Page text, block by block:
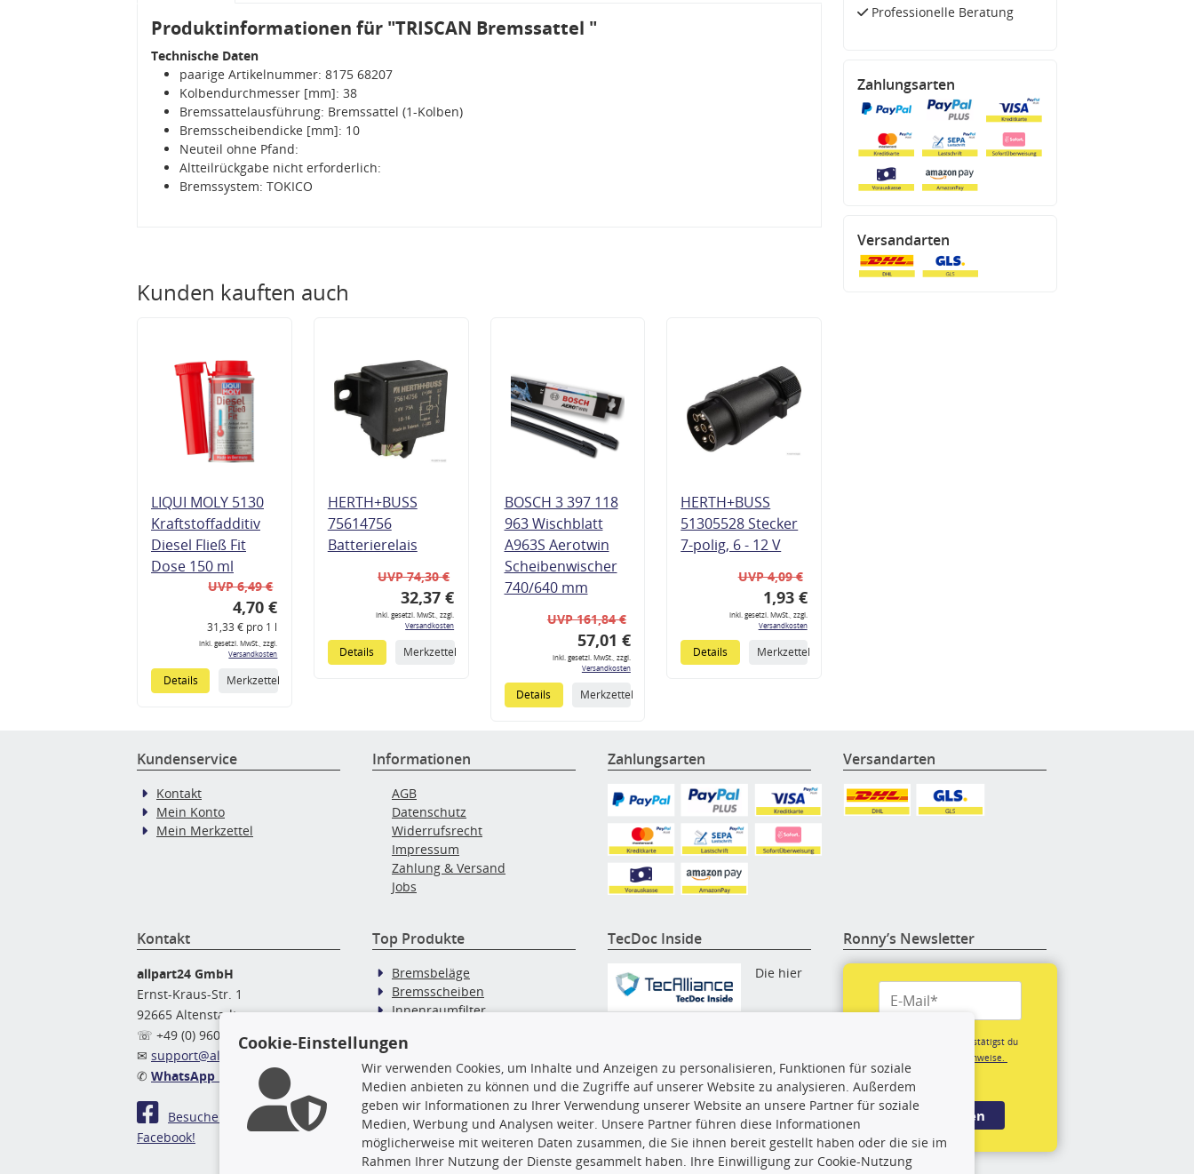
Produktinformationen für "TRISCAN Bremssattel "
Technische Daten
paarige Artikelnummer: 8175 68207
Kolbendurchmesser [mm]: 38
Bremssattelausführung: Bremssattel (1-Kolben)
Bremsscheibendicke [mm]: 10
Neuteil ohne Pfand:
Altteilrückgabe nicht erforderlich:
Bremssystem: TOKICO
Kunden kauften auch
LIQUI MOLY 5130
Kraftstoffadditiv
Diesel Fließ Fit
Dose 150 ml
UVP 6,49 €
4,70 €
31,33 € pro 1 l
inkl. gesetzl. MwSt., zzgl.
Versandkosten
Details Merkzettel
HERTH+BUSS
75614756
Batterierelais
UVP 74,30 €
32,37 €
inkl. gesetzl. MwSt., zzgl.
Versandkosten
Details Merkzettel
BOSCH 3 397 118
963 Wischblatt
A963S Aerotwin
Scheibenwischer
740/640 mm
UVP 161,84 €
57,01 €
inkl. gesetzl. MwSt., zzgl.
Versandkosten
Details Merkzettel
HERTH+BUSS
51305528 Stecker
7-polig, 6 - 12 V
UVP 4,09 €
1,93 €
inkl. gesetzl. MwSt., zzgl.
Versandkosten
Details Merkzettel
Professionelle Beratung
Zahlungsarten
Versandarten
Kundenservice
Kontakt
Mein Konto
Mein Merkzettel
Informationen
AGB
Datenschutz
Widerrufsrecht
Impressum
Zahlung & Versand
Jobs
Zahlungsarten Versandarten
Kontakt
allpart24 GmbH
Ernst-Kraus-Str. 1
92665 Altenstadt
☏ +49 (0) 9602 / 9 42 49 46
✉ support@allpart24.de
✆ WhatsApp Nachricht
Besuchen Sie uns auf
Facebook!
Top Produkte
Bremsbeläge
Bremsscheiben
Innenraumfilter
Wischerblätter
Zündkerzen
TecDoc Inside
Die hier
unterlassen, die Daten oder die
gesamte Datenbank ohne vorherige
Zustimmung TecDocs zu
vervielfältigen, zu verbreiten
und/oder diese Handlungen durch
Dritte ausführen zu lassen. Ein
Ronny’s Newsletter
Mit der Anmeldung bestätigst du
Datenschutzhinweise.
(*Pflichtfeld)
Anmelden
Cookie-Einstellungen
Wir verwenden Cookies, um Inhalte und Anzeigen zu personalisieren, Funktionen für soziale
Medien anbieten zu können und die Zugriffe auf unserer Website zu analysieren. Außerdem
geben wir Informationen zu Ihrer Verwendung unserer Website an unsere Partner für soziale
Medien, Werbung und Analysen weiter. Unsere Partner führen diese Informationen
möglicherweise mit weiteren Daten zusammen, die Sie ihnen bereit gestellt haben oder die sie im
Rahmen Ihrer Nutzung der Dienste gesammelt haben. Ihre Einwilligung zur Cookie-Nutzung